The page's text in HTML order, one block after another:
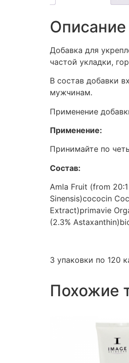
Описание
Добавка для
частой укладки,
В состав добавки
мужчинам.
Применение
Применение:
Принимайте по
Состав:
Amla Fruit (from
Sinensis)cococin
Extract)primavie
(2.3%
3 упаковки по 120
Похожие